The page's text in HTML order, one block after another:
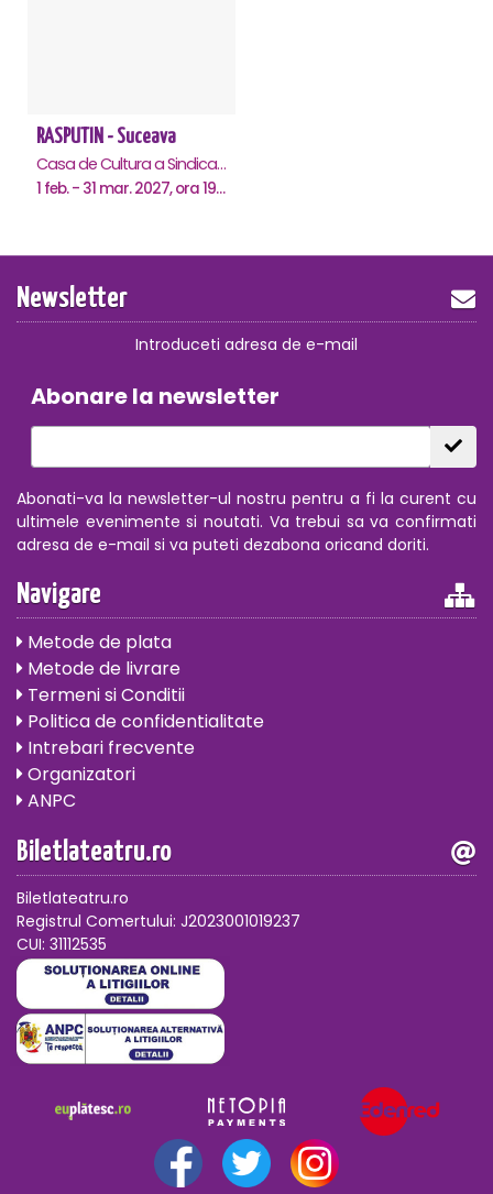
RASPUTIN - Suceava
Casa de Cultura a Sindicatelor , Suceava
1 feb. - 31 mar. 2027, ora 19:00
Newsletter
Introduceti adresa de e-mail
Abonare la newsletter
Abonati-va la newsletter-ul nostru pentru a fi la curent cu
ultimele evenimente si noutati. Va trebui sa va confirmati
adresa de e-mail si va puteti dezabona oricand doriti.
Navigare
Metode de plata
Metode de livrare
Termeni si Conditii
Politica de confidentialitate
Intrebari frecvente
Organizatori
ANPC
Biletlateatru.ro
Biletlateatru.ro
Registrul Comertului: J2023001019237
CUI: 31112535